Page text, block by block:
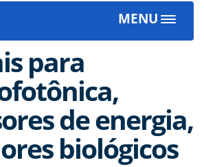
MENU
Toggle
para
de energia,
biológicos